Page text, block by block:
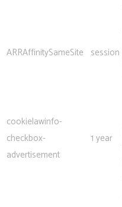
ARRAffinitySameSite session
cookielawinfo-
checkbox-
advertisement
1 year